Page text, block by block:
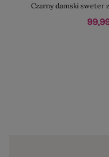
Czarny damski sweter